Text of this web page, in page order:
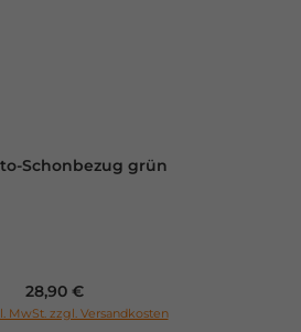
Schonbezug grün
Regulärer Preis:
28,90 €
MwSt. zzgl. Versandkosten